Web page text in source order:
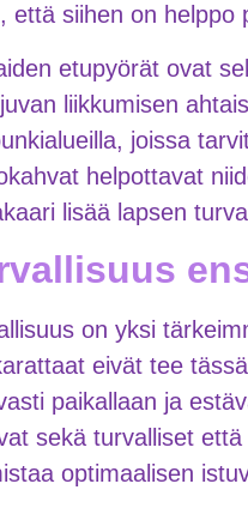
että siihen on helppo
etupyörät ovat
liikkumisen
joissa
helpottavat
lisää lapsen
on yksi
eivät tee
paikallaan ja
sekä turvalliset
optimaalisen